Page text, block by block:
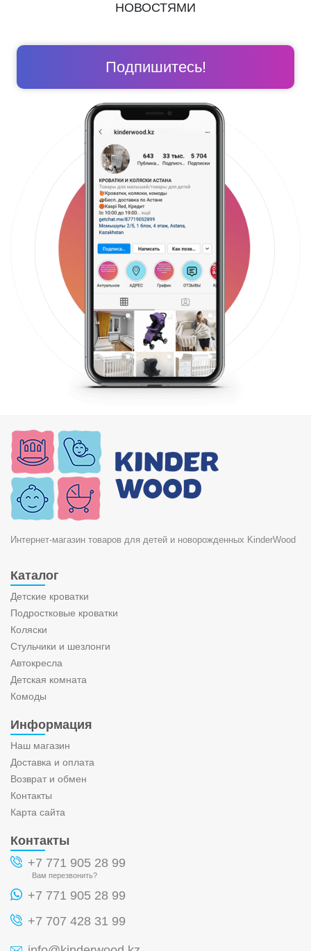
НОВОСТЯМИ
Подпишитесь!
Интернет-магазин товаров для детей и новорожденных KinderWood
Каталог
Детские кроватки
Подростковые кроватки
Коляски
Стульчики и шезлонги
Автокресла
Детская комната
Комоды
Информация
Наш магазин
Доставка и оплата
Возврат и обмен
Контакты
Карта сайта
Контакты
+7 771 905 28 99
Вам перезвонить?
+7 771 905 28 99
+7 707 428 31 99